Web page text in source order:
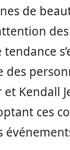
de
des
et Kendall
ces